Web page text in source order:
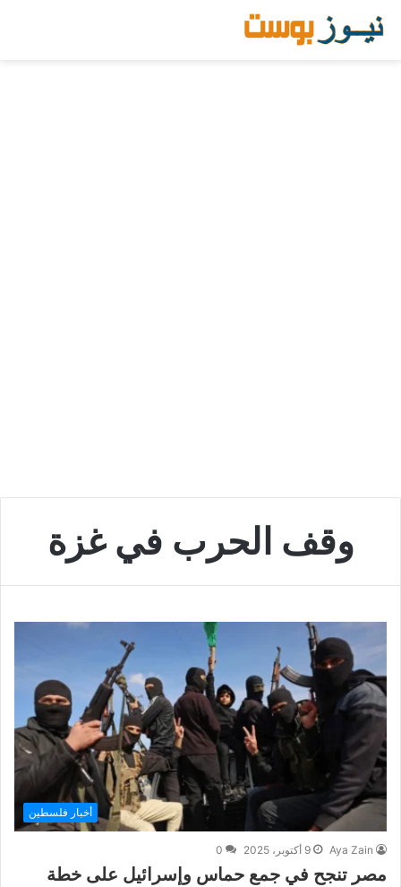
وقف الحرب في غزة
أخبار فلسطين
Aya Zain 9 أكتوبر، 2025 0
مصر تنجح في جمع حماس وإسرائيل على خطة